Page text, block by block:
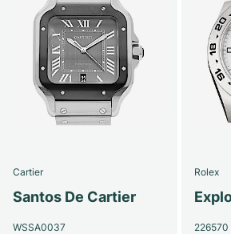
Cartier
Santos De Cartier
WSSA0037
Rolex
226570